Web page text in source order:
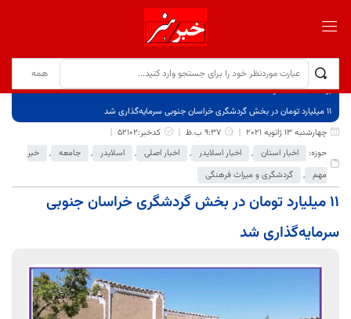
برگ نخست
نوشته‌ها
۱۱ میلیارد تومان در بخش گردشگری خراسان جنوبی سرمایه‌گذاری شد
چهارشنبه 13 ژانویه 2021
9:37 ب.ظ
کدخبر:52102
حوزه:
اخبار استان , اخبار اسلایدر , اخبار اصلی , اسلایدر , جامعه ,
خبر
مهم , گردشگری و میراث فرهنگی
۱۱ میلیارد تومان در بخش گردشگری خراسان جنوبی
سرمایه‌گذاری شد